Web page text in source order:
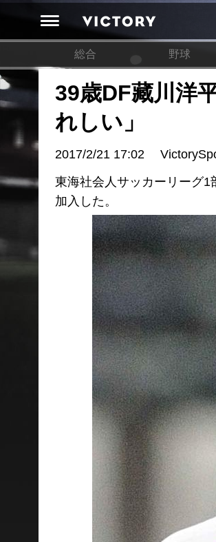
総合 野球
39歳DF藏川洋
れしい」
2017/2/21 17:02
東海社会人サッカーリーグ
加入した。